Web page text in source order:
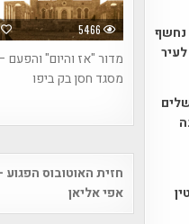
5466
מדור "אז והיום" והפעם
מסגד חסן בק ביפו
Post
navigation
חזית האוטובוס הפגוע
אפי אליאן
נחשף